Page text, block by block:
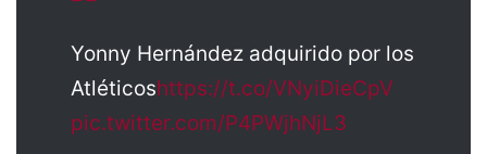
Yonny Hernández adquirido por los
Atléticoshttps://t.co/VNyiDieCpV
pic.twitter.com/P4PWjhNjL3